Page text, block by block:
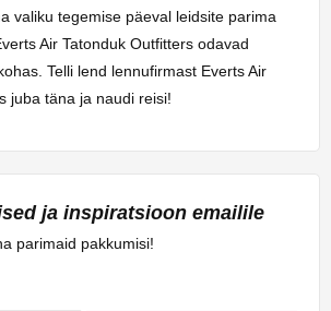
valiku tegemise päeval leidsite parima
Air Tatonduk Outfitters odavad
Telli lend lennufirmast Everts Air
juba täna ja naudi reisi!
ja inspiratsioon emailile
parimaid pakkumisi!